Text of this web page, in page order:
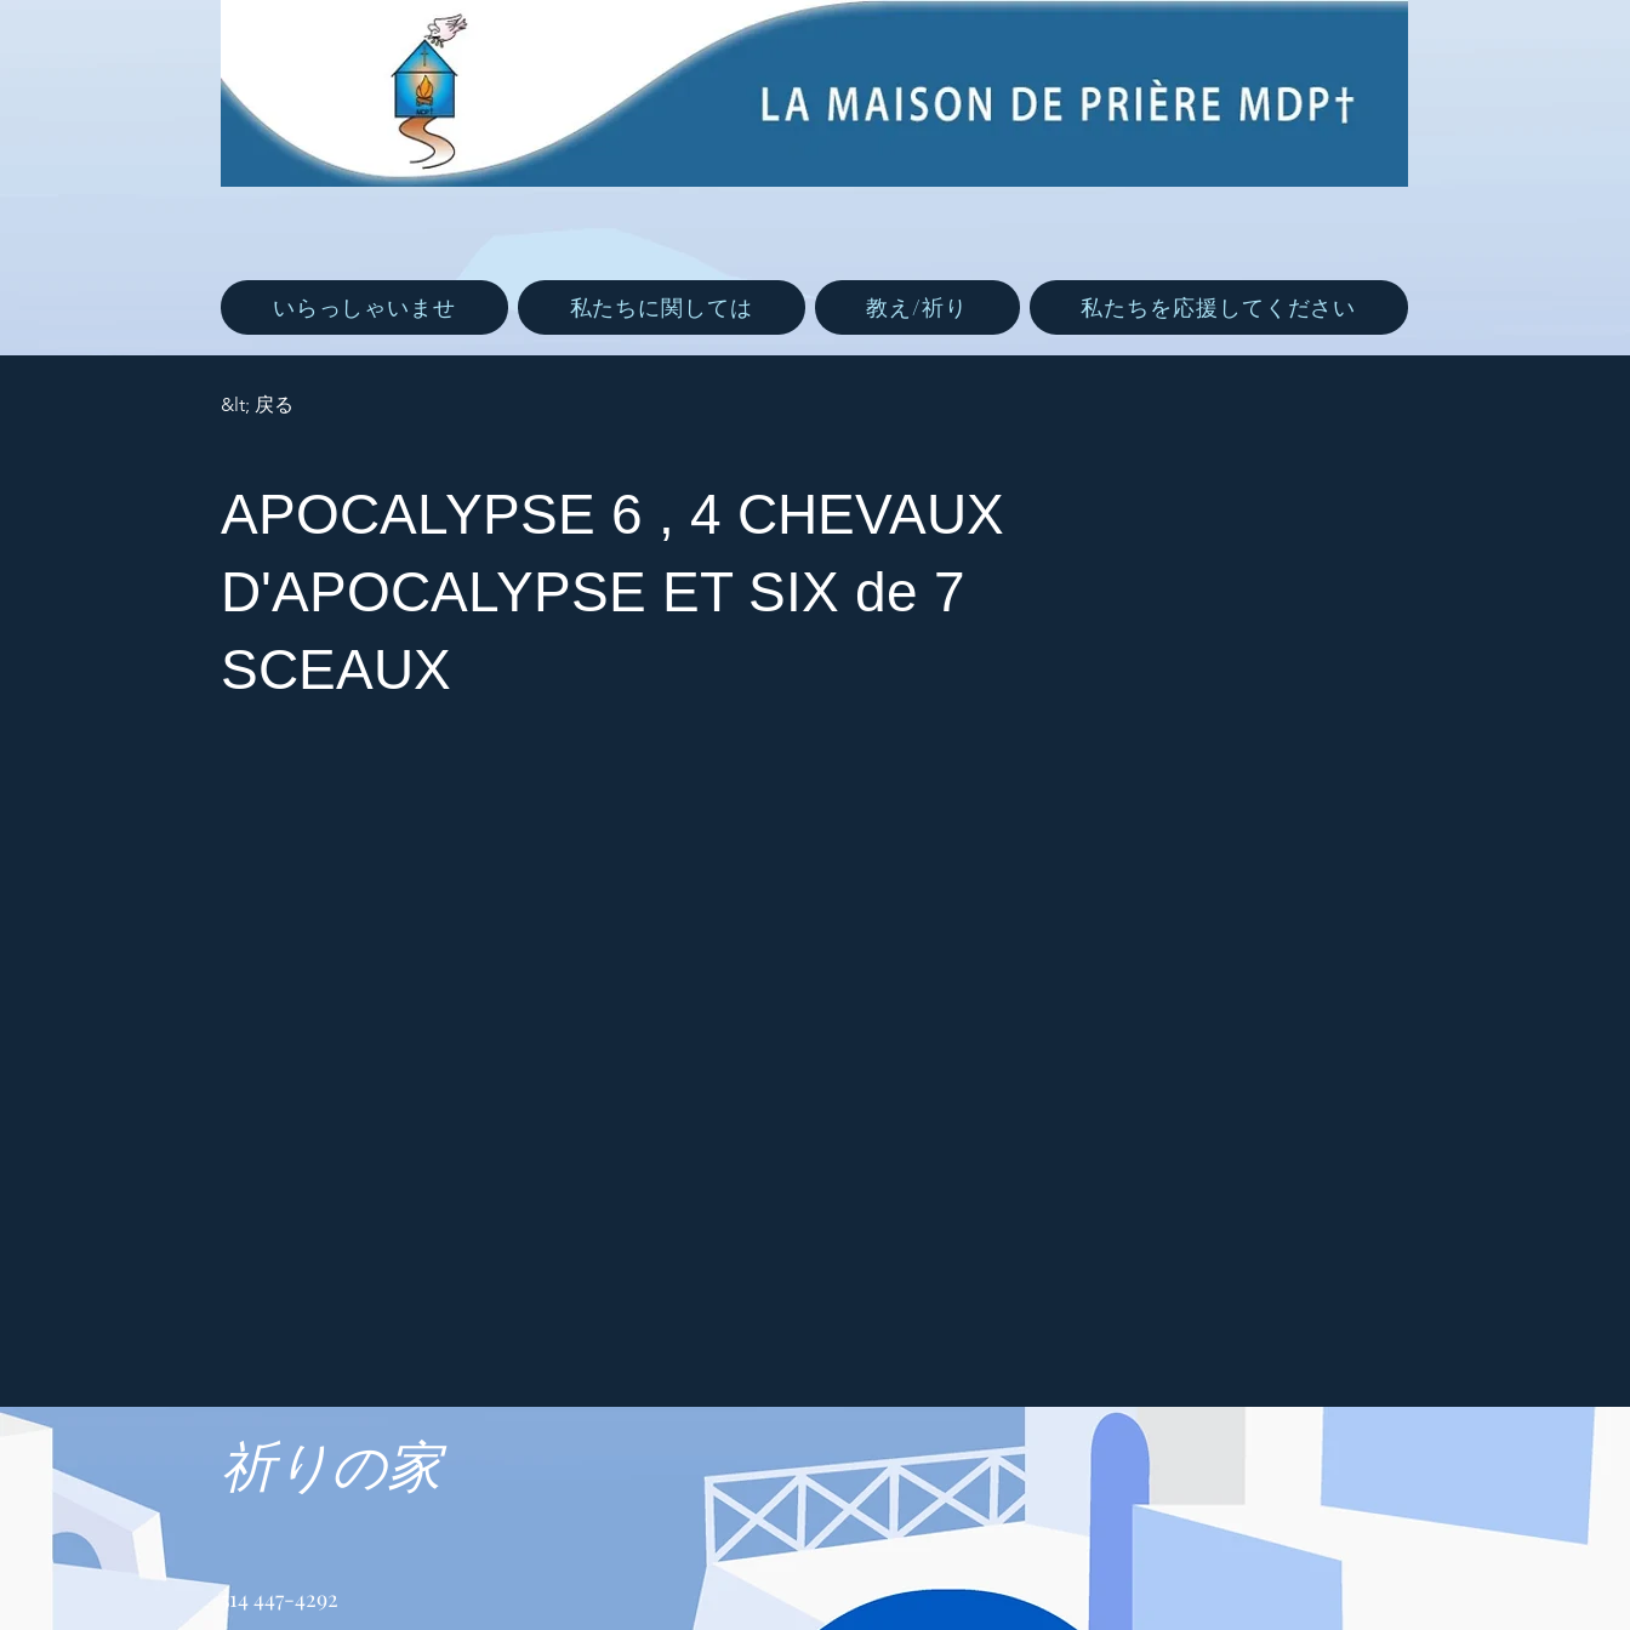
いらっしゃいませ 私たちに関しては 教え/祈り 私たちを応援してください
&lt; 戻る
APOCALYPSE 6 , 4 CHEVAUX
D'APOCALYPSE ET SIX de 7
SCEAUX
祈りの家
514 447-4292